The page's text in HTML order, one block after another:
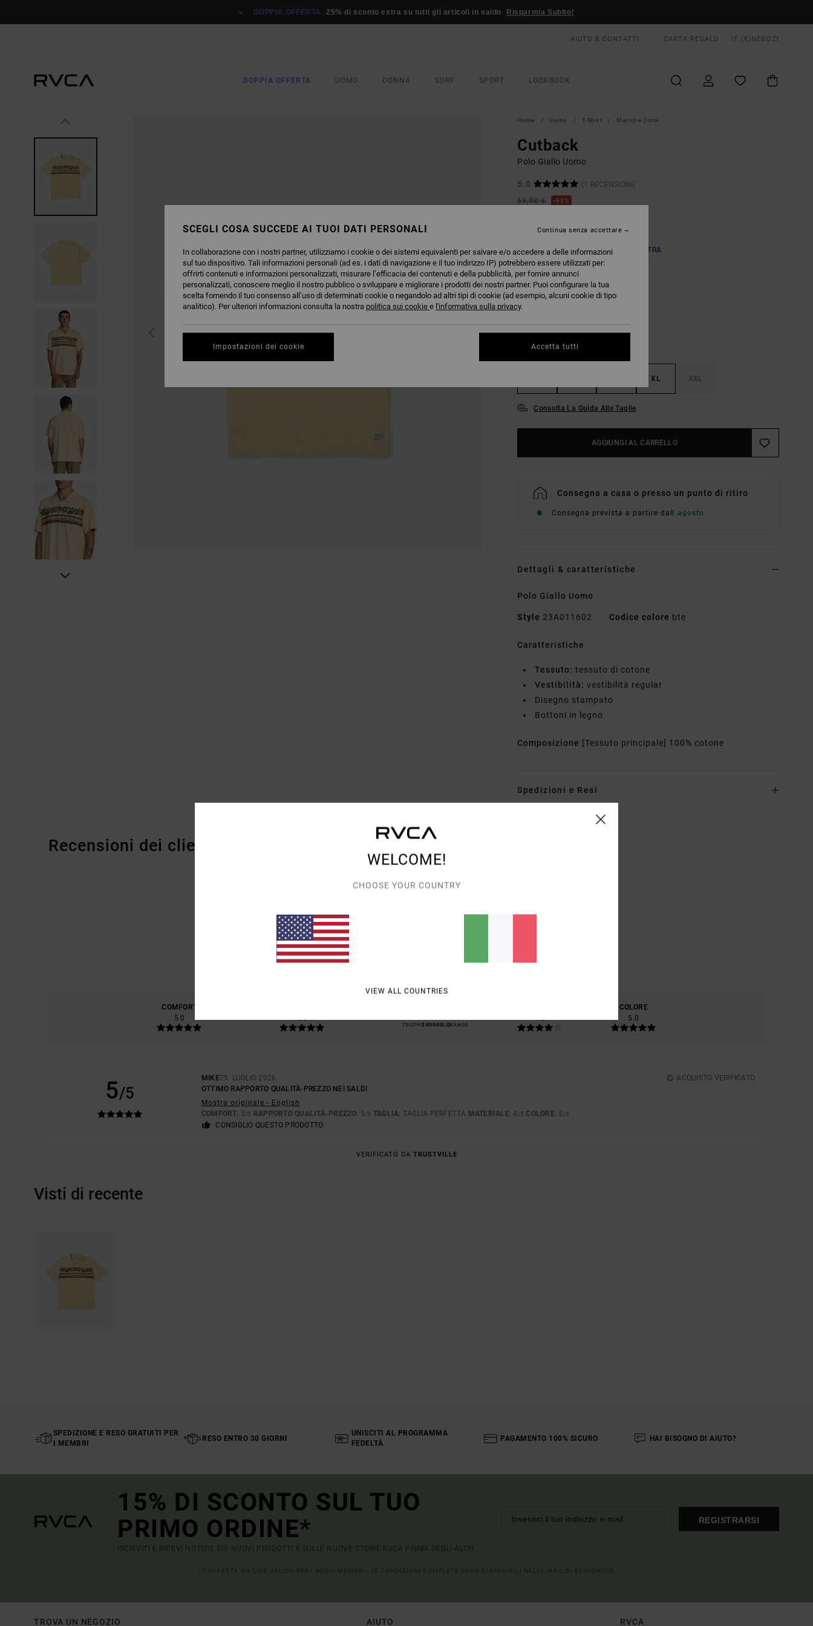
DOPPIA OFFERTA 25% di sconto extra su tutti gli articoli in saldo Risparmia Subito!
AIUTO & CONTATTI CARTA REGALO IT (€) NEGOZI
DOPPIA OFFERTA UOMO DONNA SURF SPORT LOOKBOOK
Home Uomo T-Shirt Maniche Corte
Cutback
Polo Giallo Uomo
5.0
(1 RECENSIONI)
65,00 €
63%
DOPPIA OFFERTA 25% DI SCONTO EXTRA
COLORI Butter
XL XXL
Consulta La Guida Alle Taglie
AGGIUNGI AL CARRELLO
Consegna a casa o presso un punto di ritiro
Consegna prevista a partire da8 agosto
Dettagli & caratteristiche
Polo Giallo Uomo
Style 23A011602 Codice colore bte
Caratteristiche
Tessuto:tessuto di cotone
Vestibilità:vestibilità regular
Disegno stampato
Bottoni in legno
Composizione [Tessuto principale] 100% cotone
Spedizioni e Resi
Recensioni dei clienti
BASATO SU
DAL LUGLIO 2026
COMFORT
5.0
5.0
TROPPO PICCOLO
TROPPO GRANDE
4.0
COLORE
5.0
5/5
MIKE25. LUGLIO 2026
ACQUISTO VERIFICATO
OTTIMO RAPPORTO QUALITÀ-PREZZO NEI SALDI
Mostra originale - English
COMFORT: 5/5 RAPPORTO QUALITÀ-PREZZO: 5/5 TAGLIA: TAGLIA PERFETTA MATERIALE: 4 /5 COLORE: 5 /5
CONSIGLIO QUESTO PRODOTTO
VERIFICATO DA TRUSTVILLE
Visti di recente
SPEDIZIONE E RESO GRATUITI PER
I MEMBRI
RESO ENTRO 30 GIORNI
UNISCITI AL PROGRAMMA
FEDELTÀ
PAGAMENTO 100% SICURO HAI BISOGNO DI AIUTO?
15% DI SCONTO SUL TUO
PRIMO ORDINE*
ISCRIVITI E RICEVI NOTIZIE SUI NUOVI PRODOTTI E SULLE NUOVE STORIE RVCA PRIMA DEGLI ALTRI.
REGISTRARSI
TROVA UN NEGOZIO AIUTO RVCA
WELCOME!
CHOOSE YOUR COUNTRY
VIEW ALL COUNTRIES
SCEGLI COSA SUCCEDE AI TUOI DATI PERSONALI
In collaborazione con i nostri partner, utilizziamo i cookie o dei sistemi equivalenti per salvare e/o accedere a delle informazioni
sul tuo dispositivo. Tali informazioni personali (ad es. i dati di navigazione e il tuo indirizzo IP) potrebbero essere utilizzati per:
offrirti contenuti e informazioni personalizzati, misurare l’efficacia dei contenuti e della pubblicità, per fornire annunci
personalizzati, conoscere meglio il nostro pubblico o sviluppare e migliorare i prodotti dei nostri partner. Puoi configurare la tua
scelta fornendo il tuo consenso all’uso di determinati cookie o negandolo ad altri tipi di cookie (ad esempio, alcuni cookie di tipo
analitico). Per ulteriori informazioni consulta la nostra politica sui cookie e l'informativa sulla privacy.
Impostazioni dei cookie
Continua senza accettare
Accetta tutti